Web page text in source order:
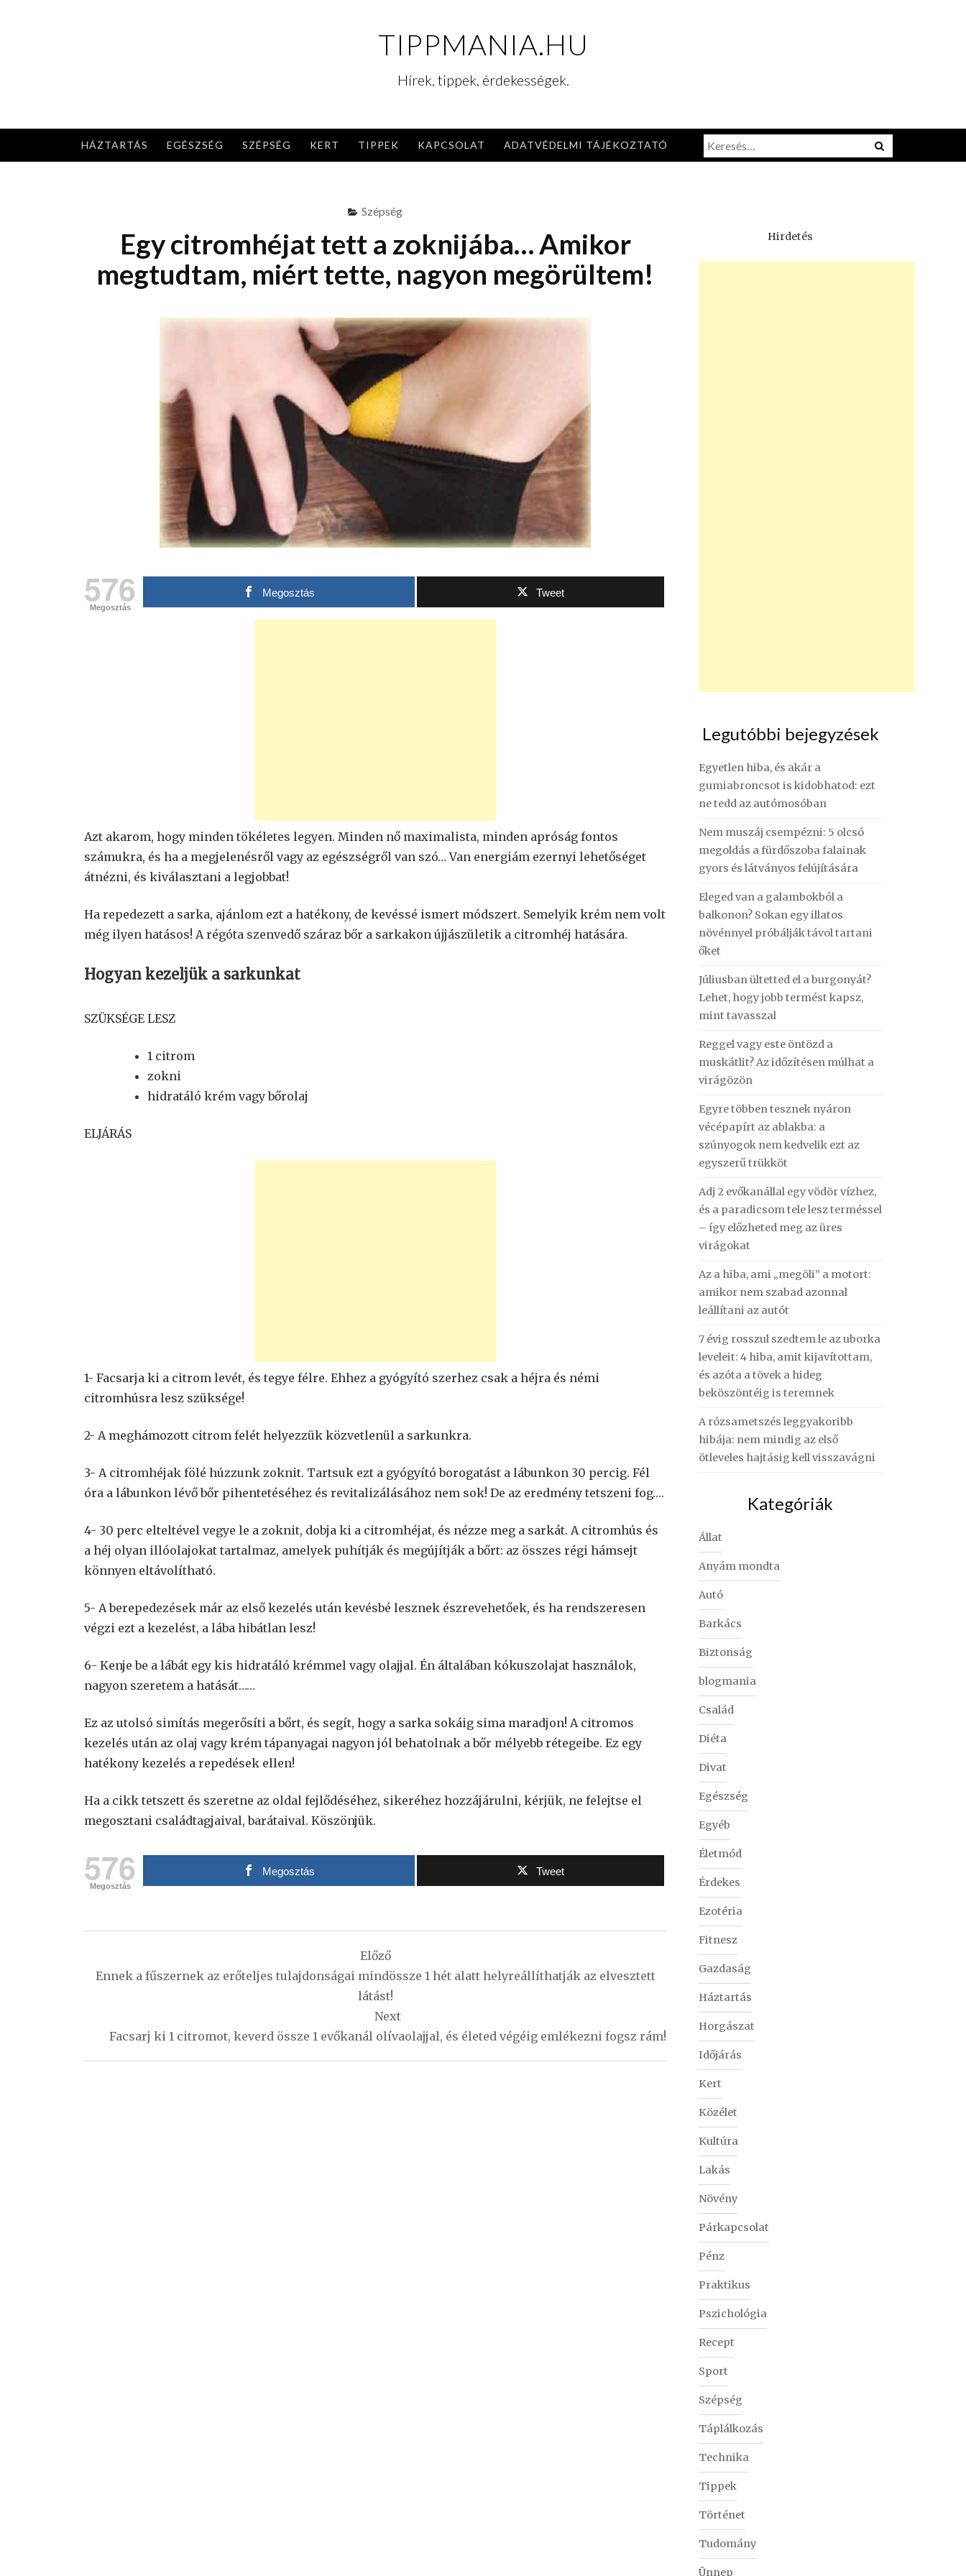
TIPPMANIA.HU
Hírek, tippek, érdekességek.
HÁZTARTÁS EGÉSZSÉG SZÉPSÉG KERT TIPPEK KAPCSOLAT ADATVÉDELMI TÁJÉKOZTATÓ Menu
Keresés:
Szépség
Egy citromhéjat tett a zoknijába… Amikor
megtudtam, miért tette, nagyon megörültem!
576
Megosztás
Megosztás Tweet
Azt akarom, hogy minden tökéletes legyen. Minden nő maximalista, minden apróság fontos
számukra, és ha a megjelenésről vagy az egészségről van szó… Van energiám ezernyi lehetőséget
átnézni, és kiválasztani a legjobbat!
Ha repedezett a sarka, ajánlom ezt a hatékony, de kevéssé ismert módszert. Semelyik krém nem volt
még ilyen hatásos! A régóta szenvedő száraz bőr a sarkakon újjászületik a citromhéj hatására.
Hogyan kezeljük a sarkunkat
SZÜKSÉGE LESZ
1 citrom
zokni
hidratáló krém vagy bőrolaj
ELJÁRÁS
1- Facsarja ki a citrom levét, és tegye félre. Ehhez a gyógyító szerhez csak a héjra és némi
citromhúsra lesz szüksége!
2- A meghámozott citrom felét helyezzük közvetlenül a sarkunkra.
3- A citromhéjak fölé húzzunk zoknit. Tartsuk ezt a gyógyító borogatást a lábunkon 30 percig. Fél
óra a lábunkon lévő bőr pihentetéséhez és revitalizálásához nem sok! De az eredmény tetszeni fog….
4- 30 perc elteltével vegye le a zoknit, dobja ki a citromhéjat, és nézze meg a sarkát. A citromhús és
a héj olyan illóolajokat tartalmaz, amelyek puhítják és megújítják a bőrt: az összes régi hámsejt
könnyen eltávolítható.
5- A berepedezések már az első kezelés után kevésbé lesznek észrevehetőek, és ha rendszeresen
végzi ezt a kezelést, a lába hibátlan lesz!
6- Kenje be a lábát egy kis hidratáló krémmel vagy olajjal. Én általában kókuszolajat használok,
nagyon szeretem a hatását……
Ez az utolsó simítás megerősíti a bőrt, és segít, hogy a sarka sokáig sima maradjon! A citromos
kezelés után az olaj vagy krém tápanyagai nagyon jól behatolnak a bőr mélyebb rétegeibe. Ez egy
hatékony kezelés a repedések ellen!
Ha a cikk tetszett és szeretne az oldal fejlődéséhez, sikeréhez hozzájárulni, kérjük, ne felejtse el
megosztani családtagjaival, barátaival. Köszönjük.
576
Megosztás
Megosztás Tweet
navigáció
Előző
Ennek a fűszernek az erőteljes tulajdonságai mindössze 1 hét alatt helyreállíthatják az elvesztett
látást!
Next
Facsarj ki 1 citromot, keverd össze 1 evőkanál olívaolajjal, és életed végéig emlékezni fogsz rám!
Hirdetés
Legutóbbi bejegyzések
Egyetlen hiba, és akár a
gumiabroncsot is kidobhatod: ezt
ne tedd az autómosóban
Nem muszáj csempézni: 5 olcsó
megoldás a fürdőszoba falainak
gyors és látványos felújítására
Eleged van a galambokból a
balkonon? Sokan egy illatos
növénnyel próbálják távol tartani
őket
Júliusban ültetted el a burgonyát?
Lehet, hogy jobb termést kapsz,
mint tavasszal
Reggel vagy este öntözd a
muskátlit? Az időzítésen múlhat a
virágözön
Egyre többen tesznek nyáron
vécépapírt az ablakba: a
szúnyogok nem kedvelik ezt az
egyszerű trükköt
Adj 2 evőkanállal egy vödör vízhez,
és a paradicsom tele lesz terméssel
– így előzheted meg az üres
virágokat
Az a hiba, ami „megöli” a motort:
amikor nem szabad azonnal
leállítani az autót
7 évig rosszul szedtem le az uborka
leveleit: 4 hiba, amit kijavítottam,
és azóta a tövek a hideg
beköszöntéig is teremnek
A rózsametszés leggyakoribb
hibája: nem mindig az első
ötleveles hajtásig kell visszavágni
Kategóriák
Állat
Anyám mondta
Autó
Barkács
Biztonság
blogmania
Család
Diéta
Divat
Egészség
Egyéb
Életmód
Érdekes
Ezotéria
Fitnesz
Gazdaság
Háztartás
Horgászat
Időjárás
Kert
Közélet
Kultúra
Lakás
Növény
Párkapcsolat
Pénz
Praktikus
Pszichológia
Recept
Sport
Szépség
Táplálkozás
Technika
Tippek
Történet
Tudomány
Ünnep